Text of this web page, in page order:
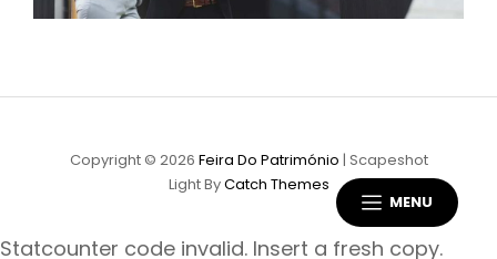
MENU
Copyright © 2026 Feira Do Património | Scapeshot
Light ByCatch Themes
Statcounter code invalid. Insert a fresh copy.